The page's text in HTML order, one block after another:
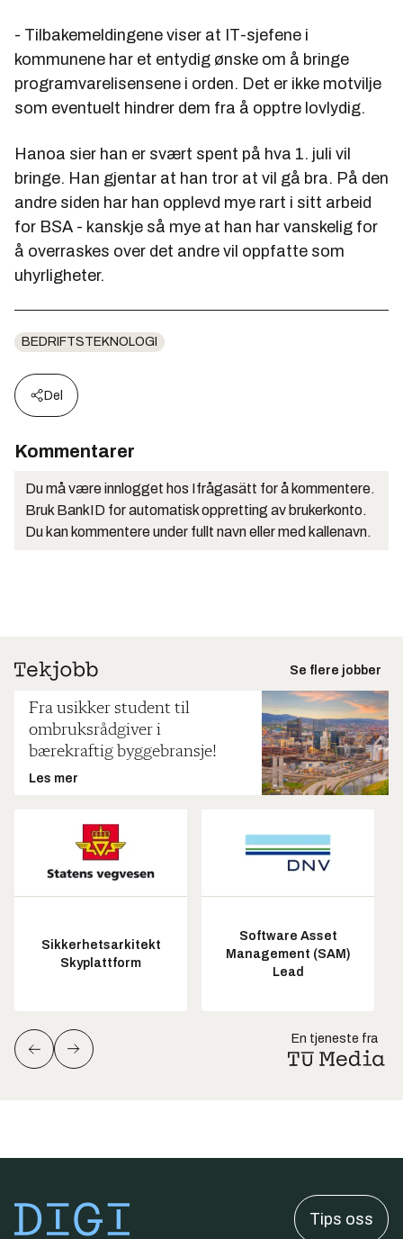
- Tilbakemeldingene viser at IT-sjefene i
kommunene har et entydig ønske om å bringe
programvarelisensene i orden. Det er ikke motvilje
som eventuelt hindrer dem fra å opptre lovlydig.
Hanoa sier han er svært spent på hva 1. juli vil
bringe. Han gjentar at han tror at vil gå bra. På den
andre siden har han opplevd mye rart i sitt arbeid
for BSA - kanskje så mye at han har vanskelig for
å overraskes over det andre vil oppfatte som
uhyrligheter.
BEDRIFTSTEKNOLOGI
Del
Kommentarer
Du må være innlogget hos Ifrågasätt for å kommentere.
Bruk BankID for automatisk oppretting av brukerkonto.
Du kan kommentere under fullt navn eller med kallenavn.
Se flere jobber
Fra usikker student til
ombruksrådgiver i
bærekraftig byggebransje!
Les mer
Sikkerhetsarkitekt
Skyplattform
Software Asset
Management (SAM)
Lead
En tjeneste fra
Tips oss